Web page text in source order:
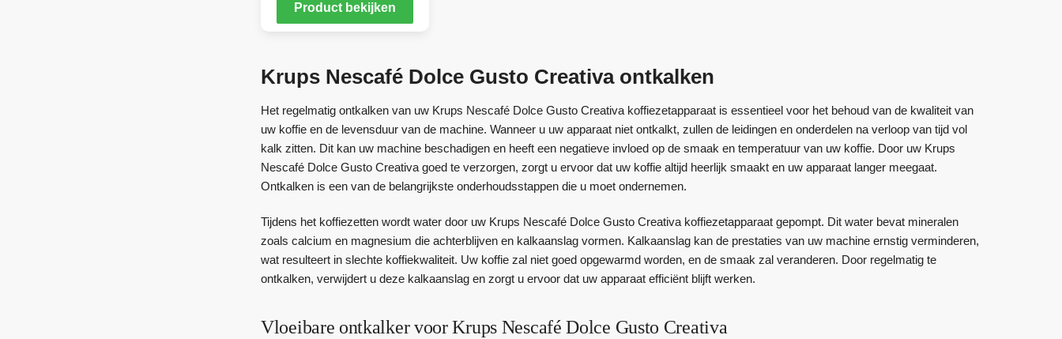
Product bekijken
Krups Nescafé Dolce Gusto Creativa ontkalken
Het regelmatig ontkalken van uw Krups Nescafé Dolce Gusto Creativa koffiezetapparaat is essentieel voor het behoud van de kwaliteit van
uw koffie en de levensduur van de machine. Wanneer u uw apparaat niet ontkalkt, zullen de leidingen en onderdelen na verloop van tijd vol
kalk zitten. Dit kan uw machine beschadigen en heeft een negatieve invloed op de smaak en temperatuur van uw koffie. Door uw Krups
Nescafé Dolce Gusto Creativa goed te verzorgen, zorgt u ervoor dat uw koffie altijd heerlijk smaakt en uw apparaat langer meegaat.
Ontkalken is een van de belangrijkste onderhoudsstappen die u moet ondernemen.
Tijdens het koffiezetten wordt water door uw Krups Nescafé Dolce Gusto Creativa koffiezetapparaat gepompt. Dit water bevat mineralen
zoals calcium en magnesium die achterblijven en kalkaanslag vormen. Kalkaanslag kan de prestaties van uw machine ernstig verminderen,
wat resulteert in slechte koffiekwaliteit. Uw koffie zal niet goed opgewarmd worden, en de smaak zal veranderen. Door regelmatig te
ontkalken, verwijdert u deze kalkaanslag en zorgt u ervoor dat uw apparaat efficiënt blijft werken.
Vloeibare ontkalker voor Krups Nescafé Dolce Gusto Creativa